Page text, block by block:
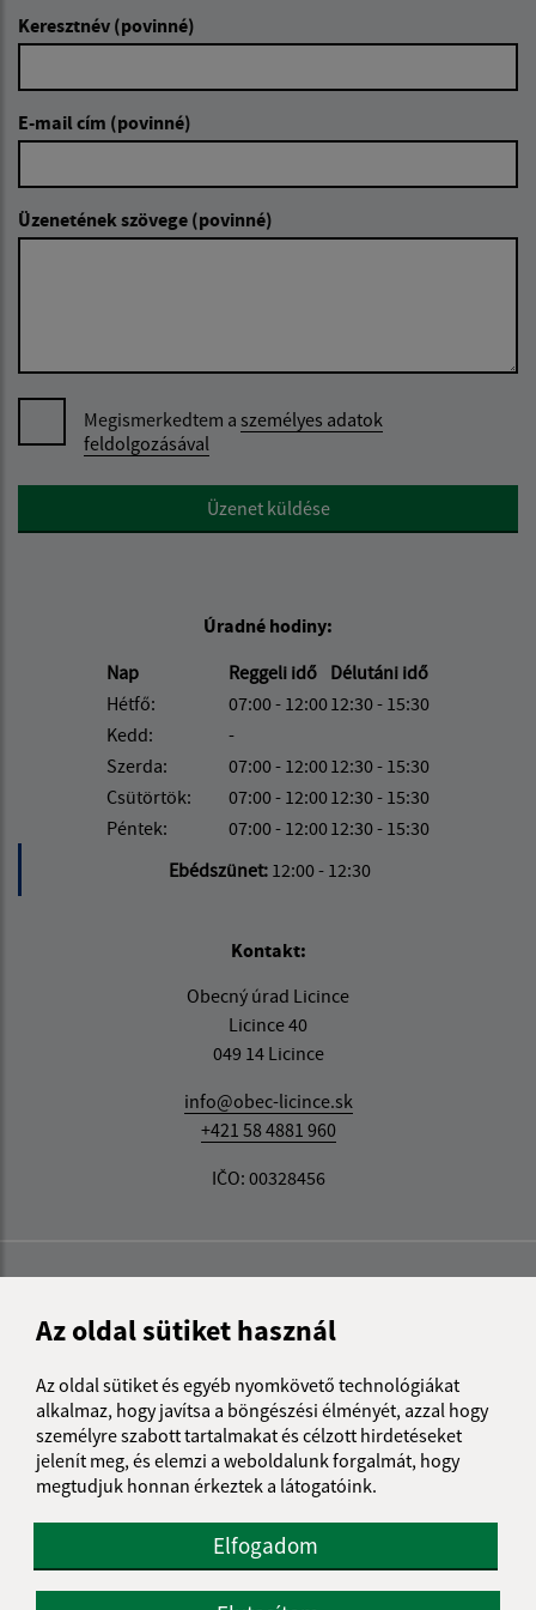
Az oldal sütiket használ
Az oldal sütiket és egyéb nyomkövető technológiákat
alkalmaz, hogy javítsa a böngészési élményét, azzal hogy
személyre szabott tartalmakat és célzott hirdetéseket
jelenít meg, és elemzi a weboldalunk forgalmát, hogy
megtudjuk honnan érkeztek a látogatóink.
Elfogadom
Keresztnév (povinné)
E-mail cím (povinné)
Üzenetének szövege (povinné)
Megismerkedtem a személyes adatok
feldolgozásával
Google reCaptcha ResponseÜzenet küldése
Úradné hodiny:
Nap
Reggeli idő Délutáni idő
Hétfő:
07:00 - 12:0012:30 - 15:30
Kedd:
-
Szerda:
07:00 - 12:0012:30 - 15:30
Csütörtök:
07:00 - 12:0012:30 - 15:30
Péntek:
07:00 - 12:0012:30 - 15:30
Ebédszünet: 12:00 - 12:30
Kontakt:
Obecný úrad Licince
Licince 40
049 14 Licince
info@obec-licince.sk
+421 58 4881 960
IČO: 00328456